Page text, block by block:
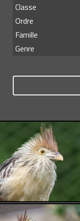
Classe
Ordre
Famille
Genre